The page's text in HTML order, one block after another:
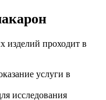
изделий проходит в
услуги в
исследования